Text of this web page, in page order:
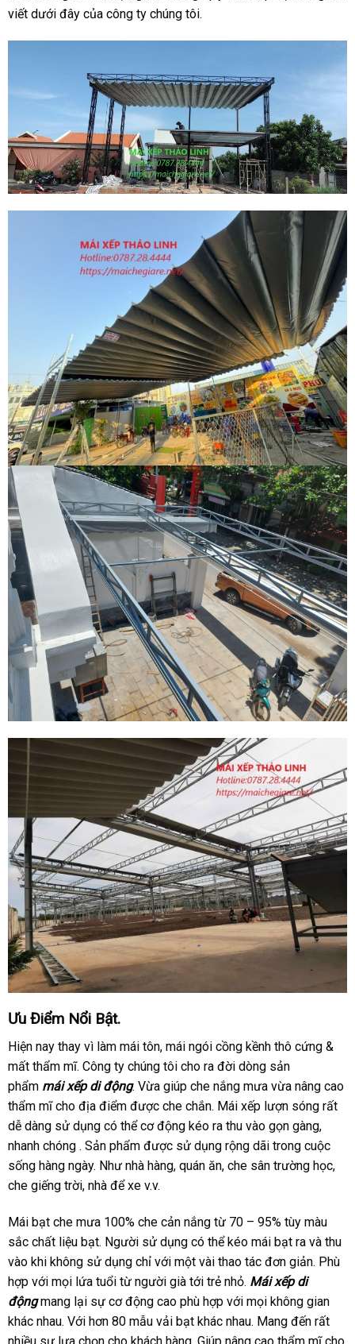
viết dưới đây của công ty chúng tôi.
Ưu Điểm Nổi Bật.
Hiện nay thay vì làm mái tôn, mái ngói cồng kềnh thô cứng &
mất thẩm mĩ. Công ty chúng tôi cho ra đời dòng sản
phẩm mái xếp di động. Vừa giúp che nắng mưa vừa nâng cao
thẩm mĩ cho địa điểm được che chắn. Mái xếp lượn sóng rất
dễ dàng sử dụng có thể cơ động kéo ra thu vào gọn gàng,
nhanh chóng . Sản phẩm được sử dụng rộng dãi trong cuộc
sống hàng ngày. Như nhà hàng, quán ăn, che sân trường học,
che giếng trời, nhà để xe v.v.
Mái bạt che mưa 100% che cản nắng từ 70 – 95% tùy màu
sắc chất liệu bạt. Người sử dụng có thể kéo mái bạt ra và thu
vào khi không sử dụng chỉ với một vài thao tác đơn giản. Phù
hợp với mọi lứa tuổi từ người già tới trẻ nhỏ. Mái xếp di
độngmang lại sự cơ động cao phù hợp với mọi không gian
khác nhau. Với hơn 80 mẫu vải bạt khác nhau. Mang đến rất
nhiều sự lựa chọn cho khách hàng. Giúp nâng cao thẩm mĩ cho